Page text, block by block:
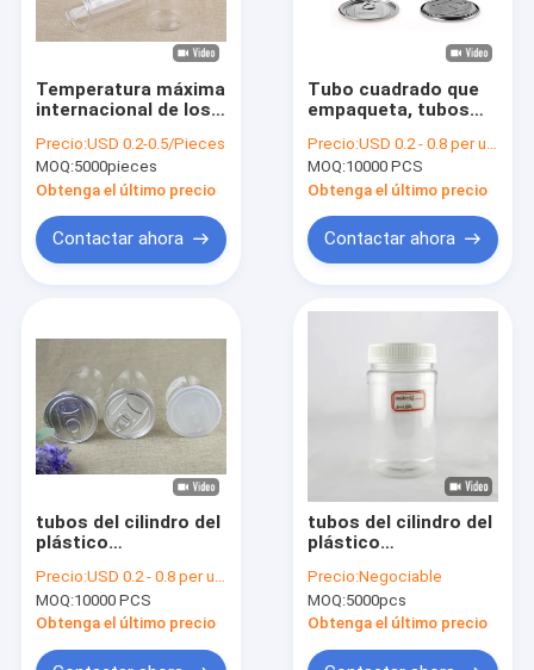
Temperatura máxima
internacional de los
empaquetado de
plástico
transparente del
estándar
Precio:USD 0.2-0.5/Pieces
MOQ:5000pieces
Obtenga el último precio
Contactar ahora
Tubo cuadrado que
empaqueta, tubos
ANIMAL DOMÉSTICO
del empaquetado de
plástico
transparente
Precio:USD 0.2 - 0.8 per unit
MOQ:10000 PCS
Obtenga el último precio
Contactar ahora
tubos del cilindro del
plástico
categoría alimenticia
50ml, latas
transparentes de la
DOMÉSTICO
Precio:USD 0.2 - 0.8 per unit
MOQ:10000 PCS
Obtenga el último precio
tubos del cilindro del
plástico
tapa plástica gris del
tornillo de los PP
Precio:Negociable
MOQ:5000pcs
Obtenga el último precio